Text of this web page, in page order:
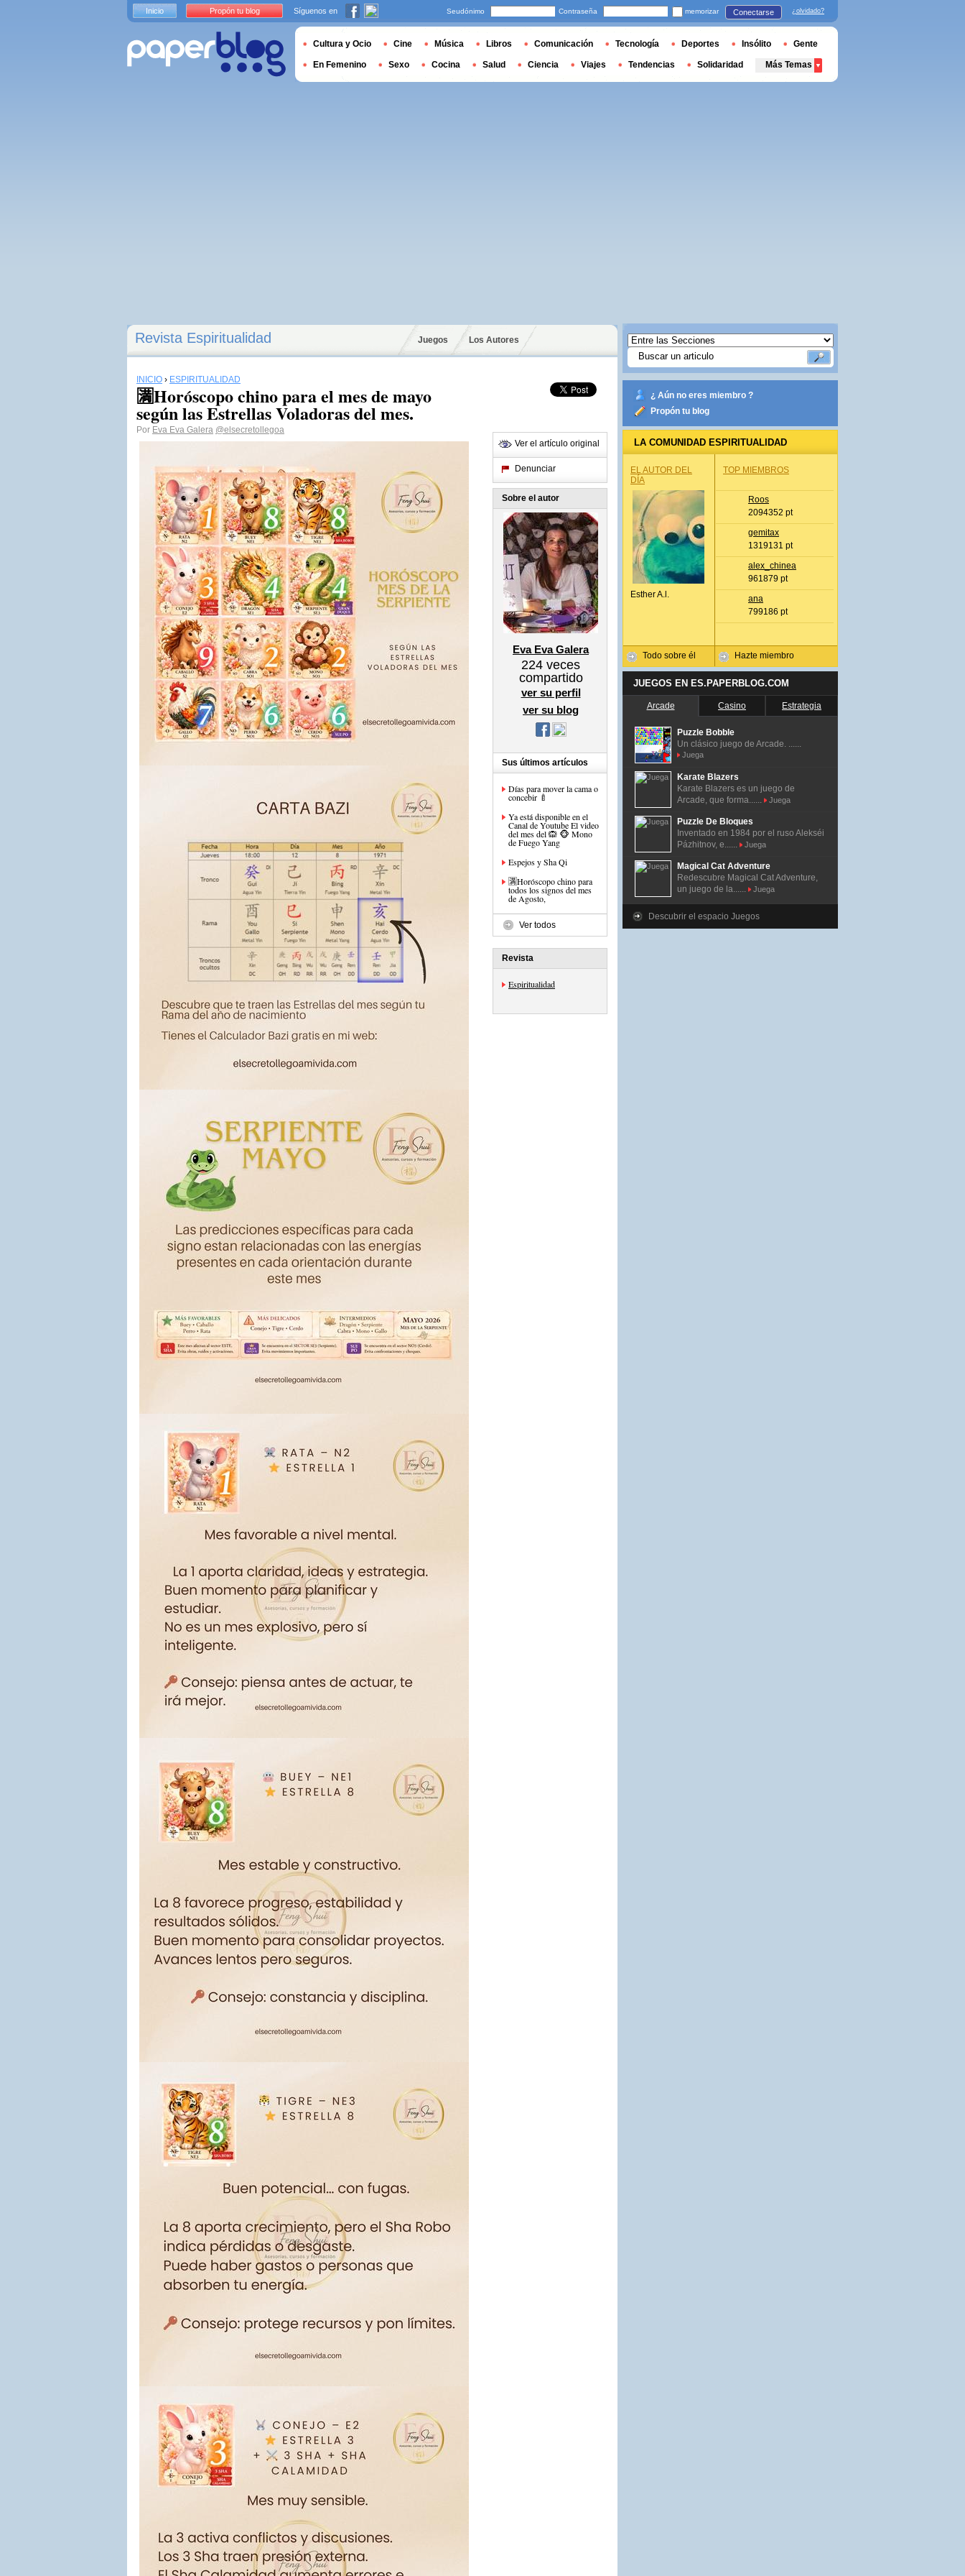
Revista Espiritualidad Juegos Los Autores
INICIO › ESPIRITUALIDAD
🈵Horóscopo chino para el mes de mayo
según las Estrellas Voladoras del mes.
Por Eva Eva Galera @elsecretollegoa
Ver el artículo original
Denunciar
Sobre el autor
Eva Eva Galera
224 veces
compartido
ver su perfil
ver su blog
Sus últimos artículos
Días para mover la cama o
concebir 🍼
Ya está disponible en el
Canal de Youtube El video
del mes del 🙉 🐵 Mono
de Fuego Yang
Espejos y Sha Qi
🈵Horóscopo chino para
todos los signos del mes
de Agosto,
Ver todos
Revista
Espiritualidad
¿ Aún no eres miembro ?
Propón tu blog
LA COMUNIDAD ESPIRITUALIDAD
EL AUTOR DEL
DÍA
Esther A.l.
Todo sobre él
TOP MIEMBROS
Roos
2094352 pt
gemitax
1319131 pt
alex_chinea
961879 pt
ana
799186 pt
Hazte miembro
JUEGOS EN ES.PAPERBLOG.COM
Arcade Casino Estrategia
Puzzle Bobble
Un clásico juego de Arcade. ......
Juega
Karate Blazers
Karate Blazers es un juego de
Arcade, que forma......
Juega
Puzzle De Bloques
Inventado en 1984 por el ruso Alekséi
Pázhitnov, e......
Juega
Magical Cat Adventure
Redescubre Magical Cat Adventure,
un juego de la......
Juega
Descubrir el espacio Juegos
Inicio Propón tu blog Síguenos en Seudónimo Contraseña memorizar Conectarse ¿olvidado?
Cultura y Ocio Cine Música Libros Comunicación Tecnología Deportes Insólito Gente
En Femenino Sexo Cocina Salud Ciencia Viajes Tendencias Solidaridad Más Temas